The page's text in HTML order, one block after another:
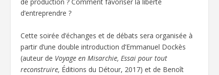
d’entreprendre ?
Cette soirée d’échanges et de débats sera organisée à
partir d’une double introduction d’Emmanuel Dockès
(auteur de Voyage en Misarchie, Essai pour tout
reconstruire, Éditions du Détour, 2017) et de Benoît